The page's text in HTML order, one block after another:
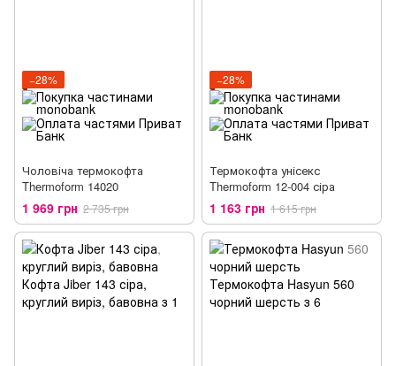
−28%
Чоловіча термокофта
Thermoform 14020
1 969 грн 2 735 грн
−28%
Термокофта унісекс
Thermoform 12-004 сіра
1 163 грн 1 615 грн